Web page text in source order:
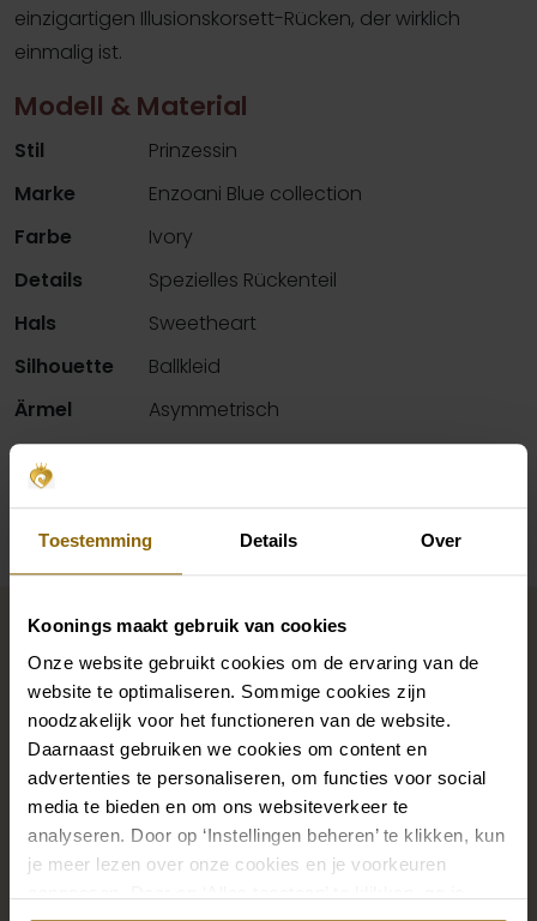
Toestemming Details Over
Koonings maakt gebruik van cookies
Onze website gebruikt cookies om de ervaring van de
website te optimaliseren. Sommige cookies zijn
noodzakelijk voor het functioneren van de website.
Daarnaast gebruiken we cookies om content en
advertenties te personaliseren, om functies voor social
media te bieden en om ons websiteverkeer te
analyseren. Door op ‘Instellingen beheren’ te klikken, kun
je meer lezen over onze cookies en je voorkeuren
einzigartigen Illusionskorsett-Rücken, der wirklich
einmalig ist.
Modell & Material
Stil
Prinzessin
Marke
Enzoani Blue collection
Farbe
Ivory
Details
Spezielles Rückenteil
Hals
Sweetheart
Silhouette
Ballkleid
Ärmel
Asymmetrisch
Verfügbarkeit pro Geschäft
Vervollständigen Sie Ihren
Brautlook
Die perfekten Brautschuhe unter deinem
Hochzeitskleid, aber auch Ketten, Armbänder und
Ohrringe, die genau zu deinem Brautkleid passen, oder
ein wunderschöner Schleier, Haarband oder
Haarnadel für deine Brautfrisur: Dein Brautlook ist erst
mit passenden Accessoires komplett. In unserem